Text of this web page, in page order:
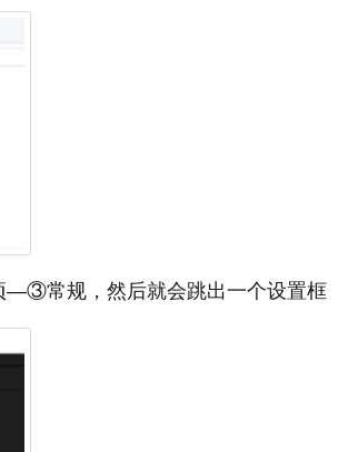
常规，然后就会跳出一个设置框